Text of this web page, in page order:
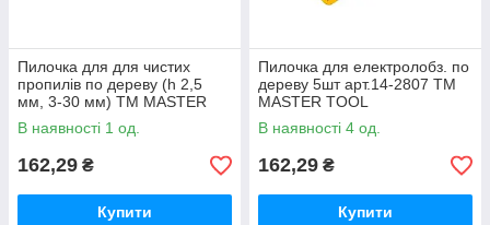
Пилочка для для чистих
пропилів по дереву (h 2,5
мм, 3-30 мм) ТМ MASTER
TOOL
В наявності 1 од.
162,29 ₴
Купити
Пилочка для електролобз. по
дереву 5шт арт.14-2807 ТМ
MASTER TOOL
В наявності 4 од.
162,29 ₴
Купити